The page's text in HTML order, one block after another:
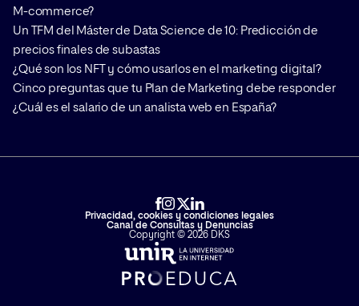
M-commerce?
Un TFM del Máster de Data Science de 10: Predicción de
precios finales de subastas
¿Qué son los NFT y cómo usarlos en el marketing digital?
Cinco preguntas que tu Plan de Marketing debe responder
¿Cuál es el salario de un analista web en España?
Privacidad, cookies y condiciones legales
Canal de Consultas y Denuncias
Copyright © 2026 DKS